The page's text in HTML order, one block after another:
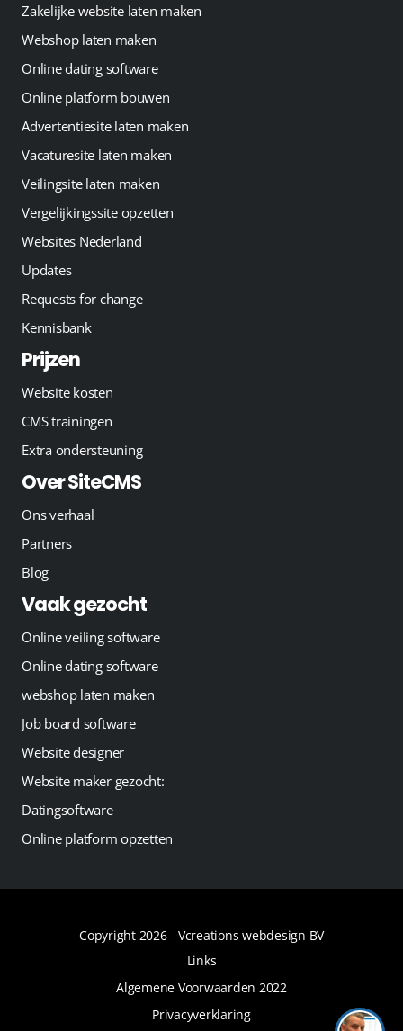
Zakelijke website laten maken
Webshop laten maken
Online dating software
Online platform bouwen
Advertentiesite laten maken
Vacaturesite laten maken
Veilingsite laten maken
Vergelijkingssite opzetten
Websites Nederland
Updates
Requests for change
Kennisbank
Prijzen
Website kosten
CMS trainingen
Extra ondersteuning
Over SiteCMS
Ons verhaal
Partners
Blog
Vaak gezocht
Online veiling software
Online dating software
webshop laten maken
Job board software
Website designer
Website maker gezocht:
Datingsoftware
Online platform opzetten
Copyright 2026 - Vcreations webdesign BV
Links
Algemene Voorwaarden 2022
Privacyverklaring